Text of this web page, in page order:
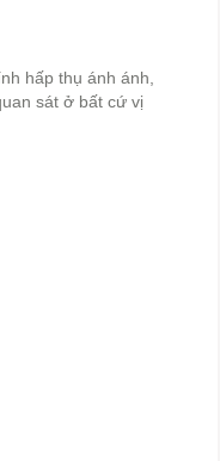
hấp thụ ánh ánh,
sát ở bất cứ vị